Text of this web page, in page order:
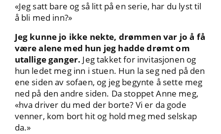
«Jeg satt bare og så litt på en serie, har du lyst til
å bli med inn?»
Jeg kunne jo ikke nekte, drømmen var jo å få
være alene med hun jeg hadde drømt om
utallige ganger. Jeg takket for invitasjonen og
hun ledet meg inn i stuen. Hun la seg ned på den
ene siden av sofaen, og jeg begynte å sette meg
ned på den andre siden. Da stoppet Anne meg,
«hva driver du med der borte? Vi er da gode
venner, kom bort hit og hold meg med selskap
da.»